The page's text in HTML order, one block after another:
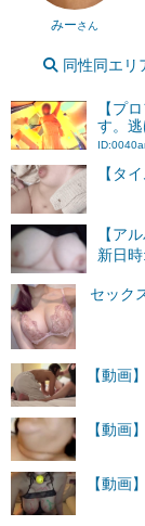
みーさん
同性同エリ
【プ
す。
【タ
【ア
新日